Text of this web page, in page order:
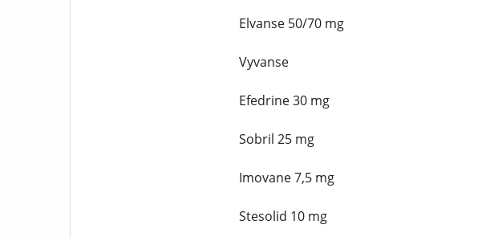
Elvanse 50/70 mg
Vyvanse
Efedrine 30 mg
Sobril 25 mg
Imovane 7,5 mg
Stesolid 10 mg